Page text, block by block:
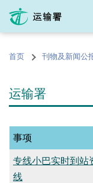
内
的首页 刊物及新闻公
运输署
事项
专线小巴实时到站
线